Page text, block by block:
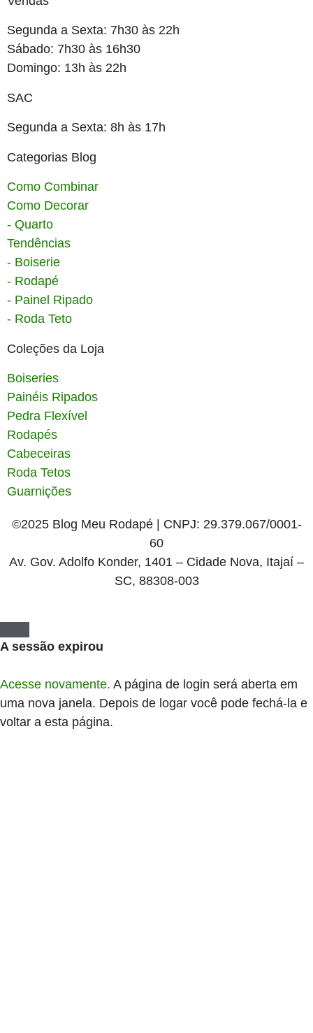
Segunda a Sexta: 7h30 às 22h
Sábado: 7h30 às 16h30
Domingo: 13h às 22h
SAC
Segunda a Sexta: 8h às 17h
Categorias Blog
Como Combinar
Como Decorar
- Quarto
Tendências
- Boiserie
- Rodapé
- Painel Ripado
- Roda Teto
Coleções da Loja
Boiseries
Painéis Ripados
Pedra Flexível
Rodapés
Cabeceiras
Roda Tetos
Guarnições
©2025 Blog Meu Rodapé | CNPJ: 29.379.067/0001-
60
Av. Gov. Adolfo Konder, 1401 – Cidade Nova, Itajaí –
SC, 88308-003
A sessão expirou
Acesse novamente. A página de login será aberta em
uma nova janela. Depois de logar você pode fechá-la e
voltar a esta página.